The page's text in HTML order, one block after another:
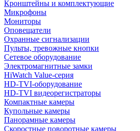
Кронштейны и комплектующие
Микрофоны
Мониторы
Оповещатели
Охранные сигнализации
Пульты, тревожные кнопки
Сетевое оборудование
Электромагнитные замки
HiWatch Value-серия
HD-TVI-оборудование
HD-TVI видеорегистраторы
Компактные камеры
Купольные камеры
Панорамные камеры
Скоростные поворотные камеры